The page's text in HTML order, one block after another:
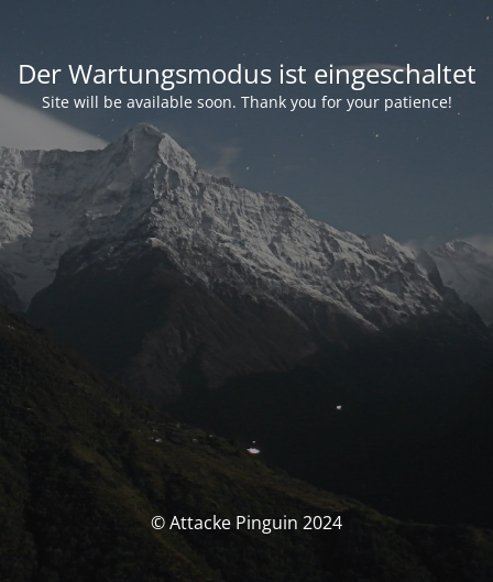
Der Wartungsmodus ist eingeschaltet
Site will be available soon. Thank you for your patience!
© Attacke Pinguin 2024